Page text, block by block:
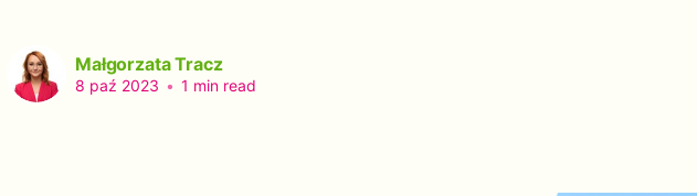
Małgorzata Tracz
8 paź 2023 • 1 min read